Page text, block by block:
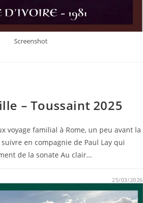
Screenshot
– Toussaint 2025
voyage familial à Rome, un peu avant la
en compagnie de Paul Lay qui
de la sonate Au clair…
25/03/2026